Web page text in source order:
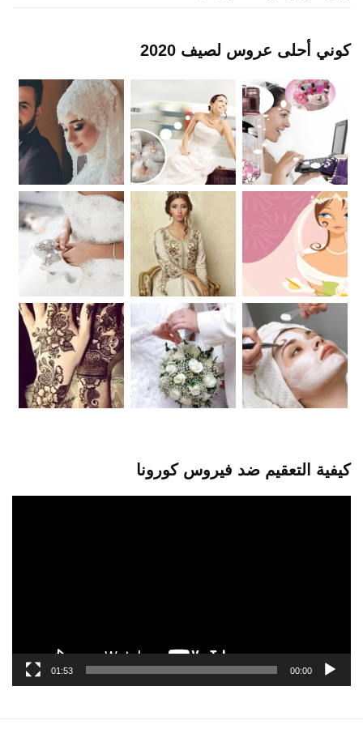
كوني أحلى عروس لصيف 2020
كيفية التعقيم ضد فيروس كورونا
00:00
01:53